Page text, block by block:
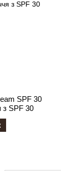
SPF 30
з SPF 30